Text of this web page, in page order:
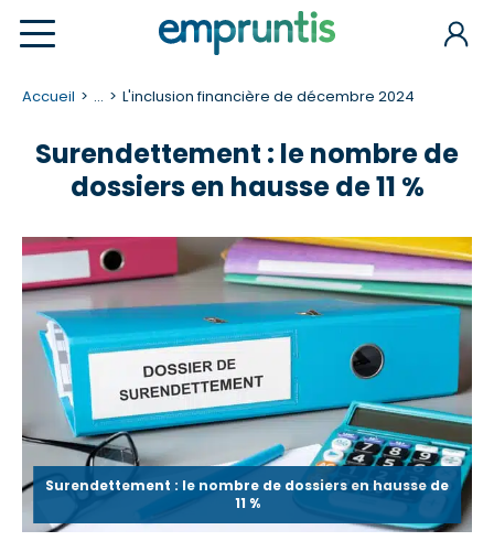
Accueil ... L'inclusion financière de décembre 2024
Surendettement : le nombre de
dossiers en hausse de 11 %
Surendettement : le nombre de dossiers en hausse de
11 %